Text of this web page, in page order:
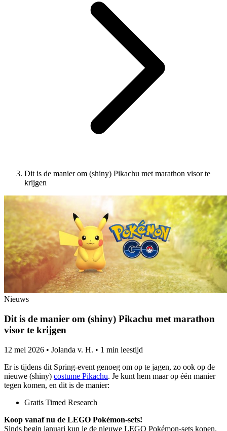
Dit is de manier om (shiny) Pikachu met marathon visor te
krijgen
Nieuws
Dit is de manier om (shiny) Pikachu met marathon
visor te krijgen
12 mei 2026 • Jolanda v. H. • 1 min leestijd
Er is tijdens dit Spring-event genoeg om op te jagen, zo ook op de
nieuwe (shiny) costume Pikachu. Je kunt hem maar op één manier
tegen komen, en dit is de manier:
Gratis Timed Research
Koop vanaf nu de LEGO Pokémon-sets!
Sinds begin januari kun je de nieuwe LEGO Pokémon-sets kopen.